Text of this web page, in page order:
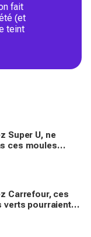
fait
(et
teint
Super U, ne
ces moules
Carrefour, ces
verts pourraient